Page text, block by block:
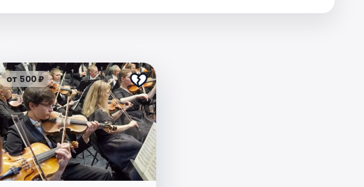
от 500 ₽